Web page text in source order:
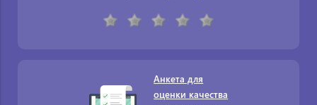
Анкета для
оценки качества